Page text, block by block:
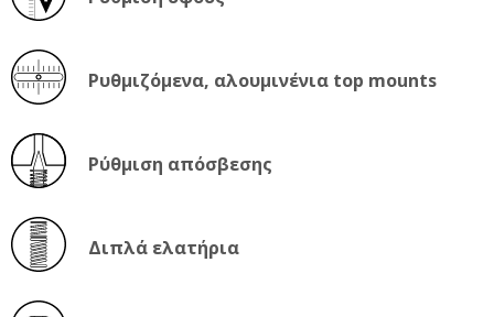
Ρυθμιζόμενα, αλουμινένια top mounts
Ρύθμιση απόσβεσης
Διπλά ελατήρια